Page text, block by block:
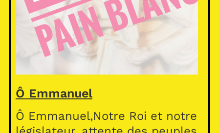
Ô Emmanuel
Ô Emmanuel,Notre Roi et notre